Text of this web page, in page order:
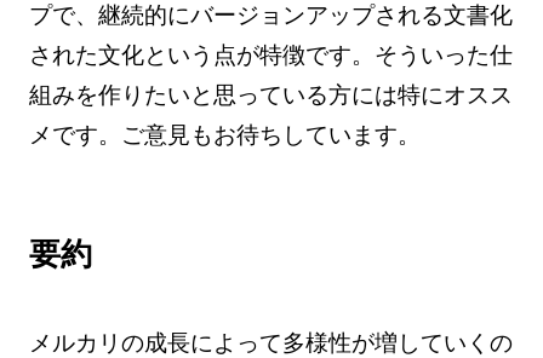
プで、継続的にバージョンアップされる文書化
された文化という点が特徴です。そういった仕
組みを作りたいと思っている方には特にオスス
メです。ご意見もお待ちしています。
要約
メルカリの成長によって多様性が増していくの